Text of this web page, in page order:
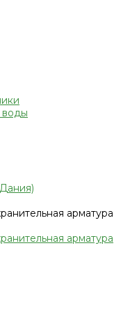
воды
арматура
арматура